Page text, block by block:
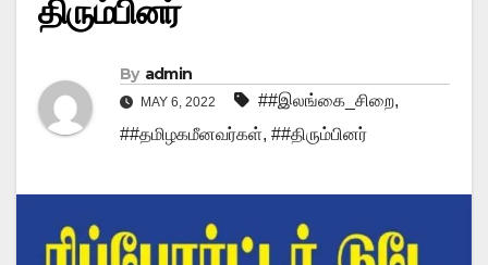
திரும்பினர்
By admin
MAY 6, 2022 ##இலங்கை_சிறை,
##தமிழகமீனவர்கள், ##திரும்பினர்